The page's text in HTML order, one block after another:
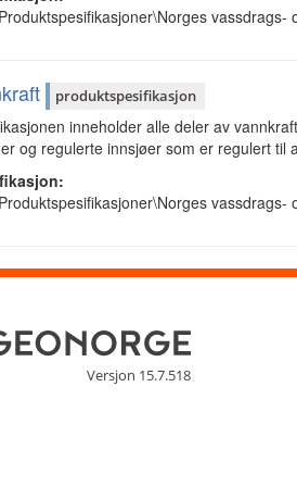
produktspesifikasjon
inneholder alle deler av
og regulerte innsjøer som er regulert til